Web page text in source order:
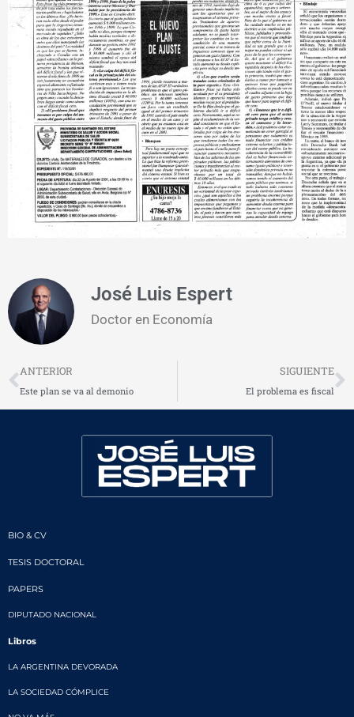
José Luis Espert
Doctor en Economía
Prev
ANTERIOR
Este plan se va al demonio
SIGUIENTE
El problema es fiscal
BIO & CV
TESIS DOCTORAL
PAPERS
DIPUTADO NACIONAL
Libros
LA ARGENTINA DEVORADA
LA SOCIEDAD CÓMPLICE